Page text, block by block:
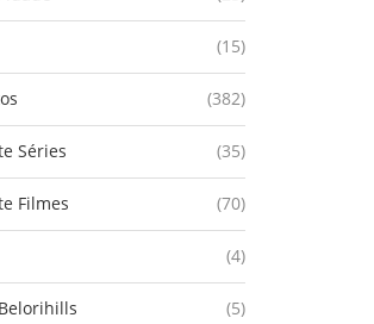
(15)
(382)
Séries (35)
Filmes (70)
(4)
(5)